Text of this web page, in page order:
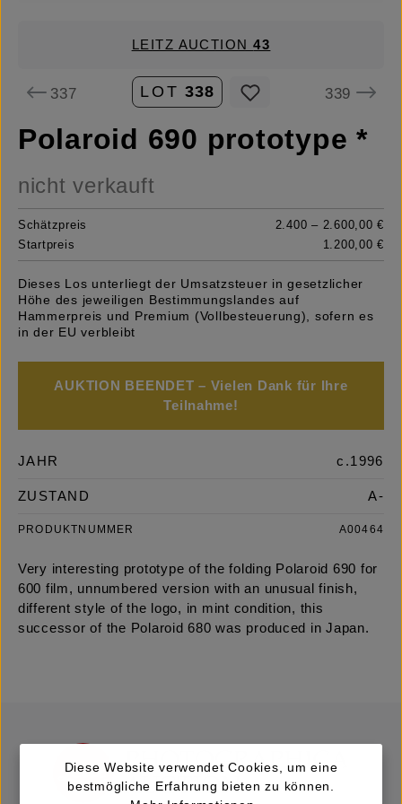
LEITZ AUCTION43
337 LOT 338 339
Polaroid 690 prototype *
nicht verkauft
Schätzpreis
2.400 – 2.600,00 €
Startpreis
1.200,00 €
Dieses Los unterliegt der Umsatzsteuer in gesetzlicher
Höhe des jeweiligen Bestimmungslandes auf
Hammerpreis und Premium (Vollbesteuerung), sofern es
in der EU verbleibt
AUKTION BEENDET – Vielen Dank für Ihre
Teilnahme!
JAHR c.1996
ZUSTAND A-
PRODUKTNUMMER A00464
Very interesting prototype of the folding Polaroid 690 for
600 film, unnumbered version with an unusual finish,
different style of the logo, in mint condition, this
successor of the Polaroid 680 was produced in Japan.
Diese Website verwendet Cookies, um eine
bestmögliche Erfahrung bieten zu können.